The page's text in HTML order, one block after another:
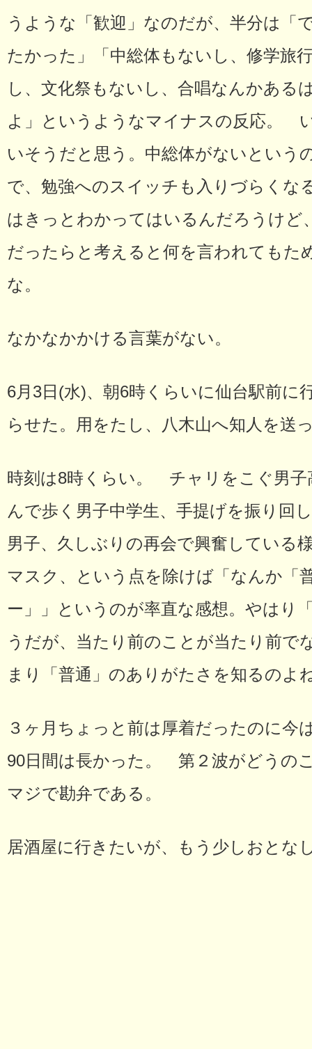
うような「歓迎」なのだが、半分は「
たかった」「中総体もないし、修学旅
し、文化祭もないし、合唱なんかあ
よ」というようなマイナスの反応。
いそうだと思う。中総体がないという
で、勉強へのスイッチも入りづらくな
はきっとわかってはいるんだろうけど
だったらと考えると何を言われてもた
な。
なかなかかける言葉がない。
6月3日(水)、朝6時くらいに仙台駅前に
らせた。用をたし、八木山へ知人を送
時刻は8時くらい。 チャリをこぐ男子
んで歩く男子中学生、手提げを振り回
男子、久しぶりの再会で興奮してい
マスク、という点を除けば「なんか「
ー」」というのが率直な感想。やはり
うだが、当たり前のことが当たり前で
まり「普通」のありがたさを知るのよ
３ヶ月ちょっと前は厚着だったのに今
90日間は長かった。 第２波がどうの
マジで勘弁である。
居酒屋に行きたいが、もう少しおとな